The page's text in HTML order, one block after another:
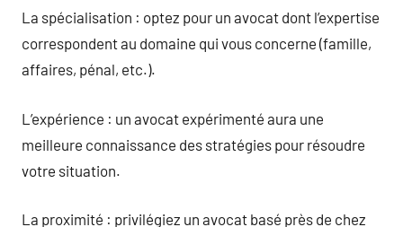
La spécialisation : optez pour un avocat dont l’expertise
correspondent au domaine qui vous concerne (famille,
affaires, pénal, etc.).
L’expérience : un avocat expérimenté aura une
meilleure connaissance des stratégies pour résoudre
votre situation.
La proximité : privilégiez un avocat basé près de chez